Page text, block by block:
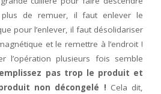
de remuer, il faut enlever le
pour l’enlever, il faut désolidariser
et le remettre à l’endroit !
l’opération plusieurs fois semble
pas trop le produit et
non décongelé ! Cela dit,